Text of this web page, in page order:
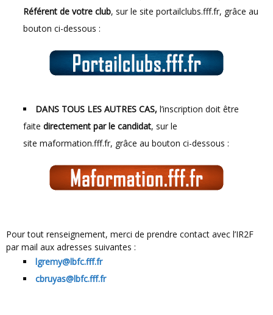
Référent de votre club, sur le site portailclubs.fff.fr, grâce au
bouton ci-dessous :
DANS TOUS LES AUTRES CAS, l’inscription doit être
faite directement par le candidat, sur le
site maformation.fff.fr, grâce au bouton ci-dessous :
Pour tout renseignement, merci de prendre contact avec l’IR2F
par mail aux adresses suivantes :
lgremy@lbfc.fff.fr
cbruyas@lbfc.fff.fr